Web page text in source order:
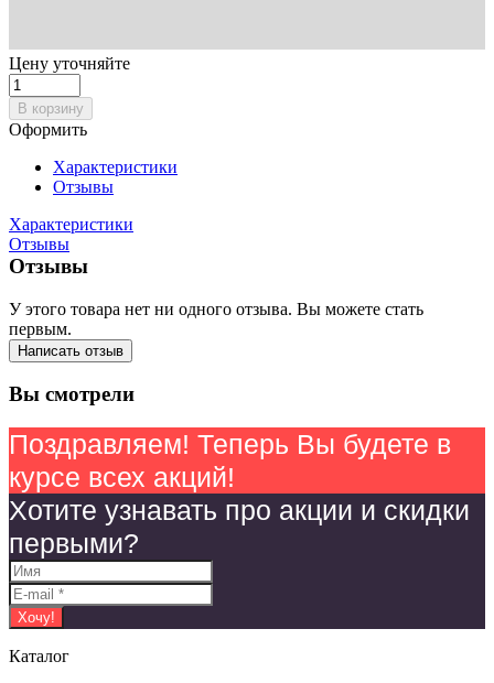
Цену уточняйте
В корзину
Оформить
Характеристики
Отзывы
Характеристики
Отзывы
Отзывы
У этого товара нет ни одного отзыва. Вы можете стать
первым.
Написать отзыв
Вы смотрели
Поздравляем! Теперь Вы будете в
курсе всех акций!
Хотите узнавать про акции и скидки
первыми?
Каталог